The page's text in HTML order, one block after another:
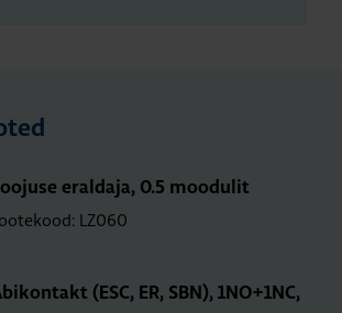
eral­daja, 0.5 moo­du­lit
LZ060
(ESC, ER, SBN), 1NO+1NC,